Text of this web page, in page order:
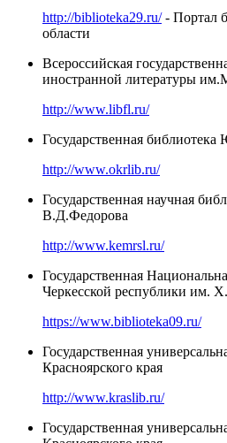
http://biblioteka29.ru/- Портал
области
Всероссийская
иностранной литературы
http://www.libfl.ru/
Государственная
http://www.okrlib.ru/
Государственная научная
В.Д.Федорова
http://www.kemrsl.ru/
Государственная
Черкесской республики им.
https://www.biblioteka09.ru/
Государственная
Красноярского края
http://www.kraslib.ru/
Государственная